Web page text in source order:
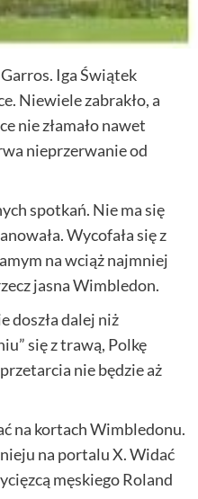
Iga Świątek
Niewiele zabrakło, a
nie złamało nawet
nieprzerwanie od
spotkań. Nie ma się
Wycofała się z
na wciąż najmniej
jasna Wimbledon.
doszła dalej niż
się z trawą, Polkę
nie będzie aż
na kortach Wimbledonu.
na portalu X. Widać
męskiego Roland